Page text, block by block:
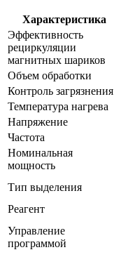
​Характеристика
Эффективность
рециркуляции
магнитных шариков
Объем обработки
Контроль загрязнения
Температура нагрева
Напряжение
Частота
Номинальная
мощность
Тип выделения
Реагент
Управление
программой